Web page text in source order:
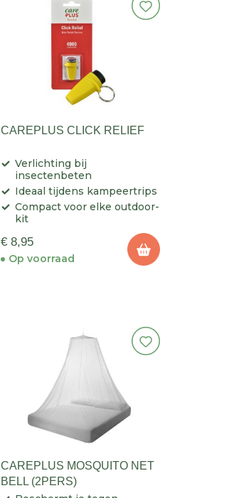
CAREPLUS CLICK RELIEF
Verlichting bij
insectenbeten
Ideaal tijdens kampeertrips
Compact voor elke outdoor-
kit
€ 8,95
Op voorraad
CAREPLUS MOSQUITO NET
BELL (2PERS)